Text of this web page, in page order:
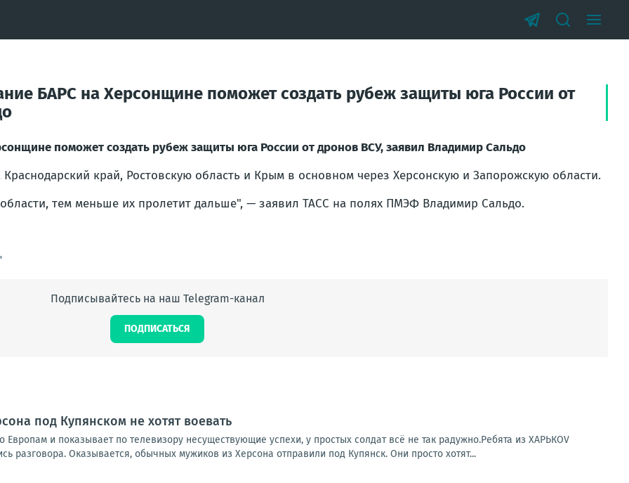
БАРС на Херсонщине поможет создать рубеж защиты юга России от
поможет создать рубеж защиты юга России от дронов ВСУ, заявил Владимир Сальдо
край, Ростовскую область и Крым в основном через Херсонскую и Запорожскую области.
тем меньше их пролетит дальше", — заявил ТАСС на полях ПМЭФ Владимир Сальдо.
Подписывайтесь на наш Telegram-канал
ПОДПИСАТЬСЯ
под Купянском не хотят воевать
Европам и показывает по телевизору несуществующие успехи, у простых солдат всё не так радужно.Ребята из ХАРЬКОV
разговора. Оказывается, обычных мужиков из Херсона отправили под Купянск. Они просто хотят...